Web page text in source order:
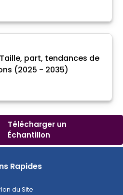
part, tendances de
(2025 - 2035)
Télécharger un
Échantillon
Rapides
du Site